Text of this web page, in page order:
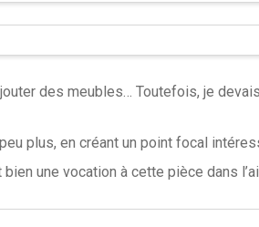
des meubles… Toutefois, je
plus, en créant un point focal
une vocation à cette pièce dans